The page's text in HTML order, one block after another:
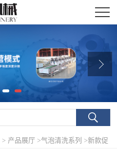
> 产品展厅 >气泡清洗系列 >新款促